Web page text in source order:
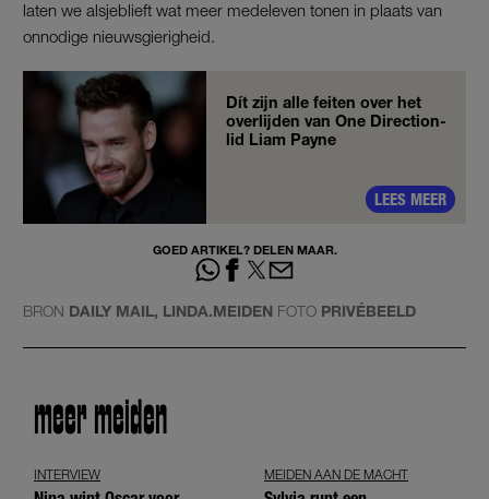
laten we alsjeblieft wat meer medeleven tonen in plaats van
onnodige nieuwsgierigheid.
Dít zijn alle feiten over het
overlijden van One Direction-
lid Liam Payne
LEES MEER
GOED ARTIKEL? DELEN MAAR.
BRON DAILY MAIL, LINDA.MEIDEN FOTO PRIVÉBEELD
meer meiden
INTERVIEW MEIDEN AAN DE MACHT